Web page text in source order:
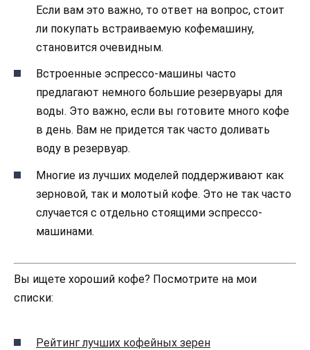
Если вам это важно, то ответ на вопрос, стоит
ли покупать встраиваемую кофемашину,
становится очевидным.
Встроенные эспрессо-машины часто
предлагают немного большие резервуары для
воды. Это важно, если вы готовите много кофе
в день. Вам не придется так часто доливать
воду в резервуар.
Многие из лучших моделей поддерживают как
зерновой, так и молотый кофе. Это не так часто
случается с отдельно стоящими эспрессо-
машинами.
Вы ищете хороший кофе? Посмотрите на мои
списки:
Рейтинг лучших кофейных зерен